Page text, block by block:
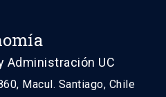
Administración UC
Macul. Santiago, Chile